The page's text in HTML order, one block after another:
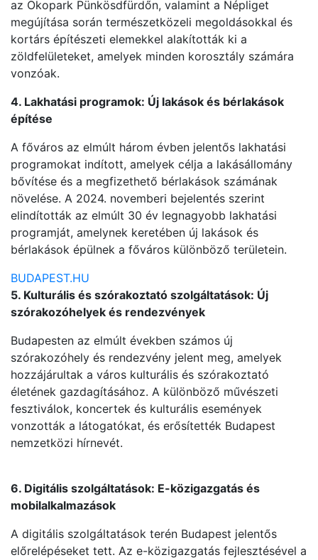
az Ökopark Pünkösdfürdőn, valamint a Népliget
megújítása során természetközeli megoldásokkal és
kortárs építészeti elemekkel alakították ki a
zöldfelületeket, amelyek minden korosztály számára
vonzóak.
4. Lakhatási programok: Új lakások és bérlakások
építése
A főváros az elmúlt három évben jelentős lakhatási
programokat indított, amelyek célja a lakásállomány
bővítése és a megfizethető bérlakások számának
növelése. A 2024. novemberi bejelentés szerint
elindították az elmúlt 30 év legnagyobb lakhatási
programját, amelynek keretében új lakások és
bérlakások épülnek a főváros különböző területein.
BUDAPEST.HU
5. Kulturális és szórakoztató szolgáltatások: Új
szórakozóhelyek és rendezvények
Budapesten az elmúlt években számos új
szórakozóhely és rendezvény jelent meg, amelyek
hozzájárultak a város kulturális és szórakoztató
életének gazdagításához. A különböző művészeti
fesztiválok, koncertek és kulturális események
vonzották a látogatókat, és erősítették Budapest
nemzetközi hírnevét.
6. Digitális szolgáltatások: E-közigazgatás és
mobilalkalmazások
A digitális szolgáltatások terén Budapest jelentős
előrelépéseket tett. Az e-közigazgatás fejlesztésével a